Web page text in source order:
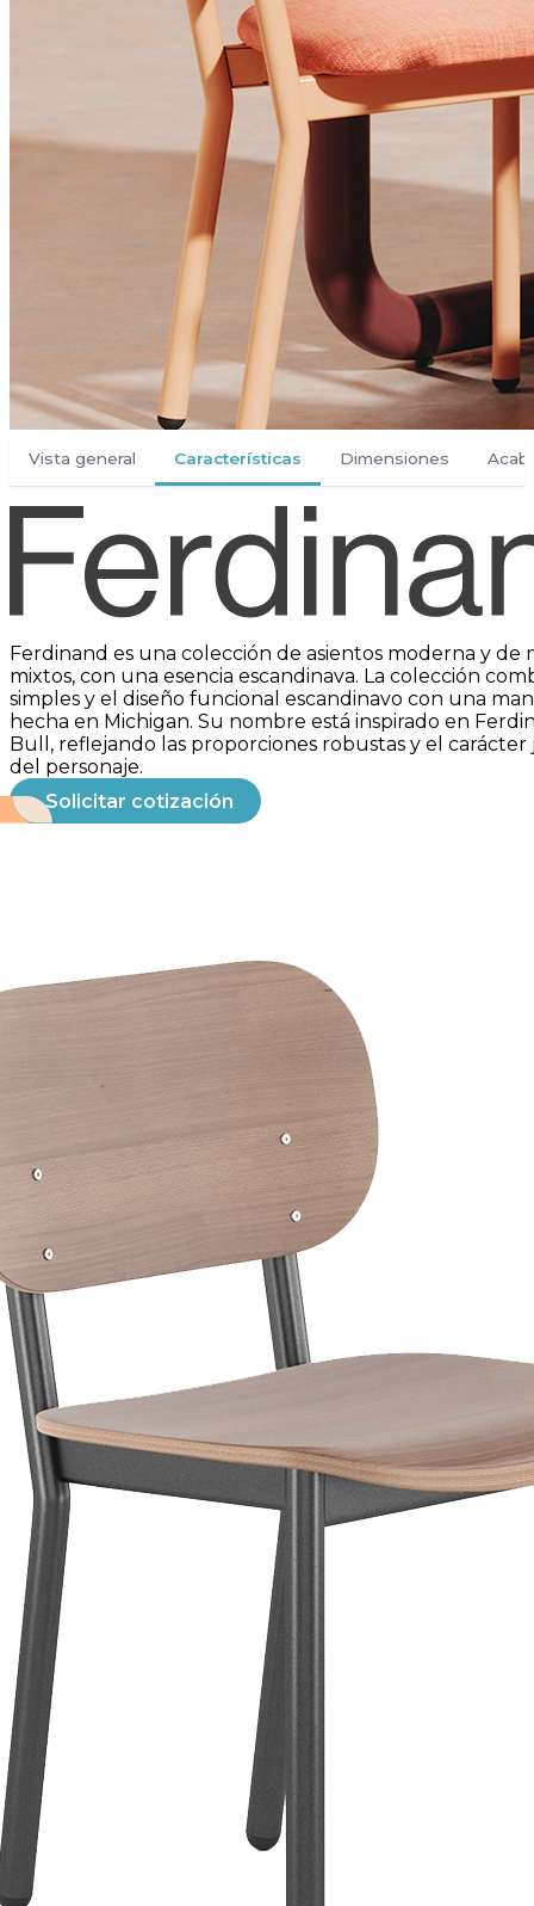
Vista general Características Dimensiones
Grand Rapids Chair
Ferdinand es una colección de asientos moderna y de
mixtos, con una esencia escandinava. La colección
simples y el diseño funcional escandinavo con una
hecha en Michigan. Su nombre está inspirado en
Bull, reflejando las proporciones robustas y el
del personaje.
Solicitar cotización